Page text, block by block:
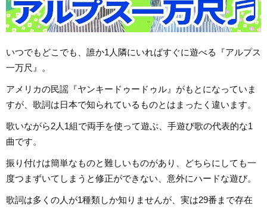
いつでもどこでも、誰か1人隣にいればすぐに遊べる『アルプス
一万尺』。
アメリカの民謡『ヤンキードゥードゥル』がもとになっていま
すが、歌詞は日本で知られているものとはまったく違います。
歌いながら2人1組で両手を使って遊ぶ、手遊び歌の代表的な1
曲です。
振り付けは簡単なものと難しいものがあり、どちらにしても一
度つまずいてしまうと修正ができない、意外にハードな遊び。
歌詞は多くの人が1種類しか知りませんが、実は29番まで存在